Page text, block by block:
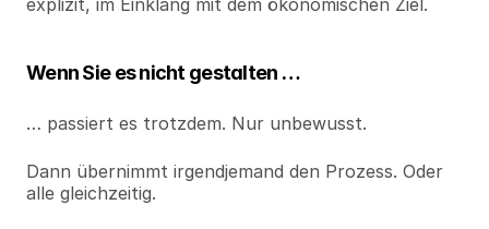
explizit, im Einklang mit dem ökonomischen Ziel.
Wenn Sie es nicht gestalten …
… passiert es trotzdem. Nur unbewusst.
Dann übernimmt irgendjemand den Prozess. Oder
alle gleichzeitig.